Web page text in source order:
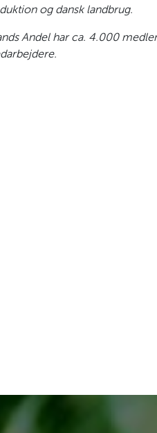
og dansk landbrug.
Andel har ca. 4.000